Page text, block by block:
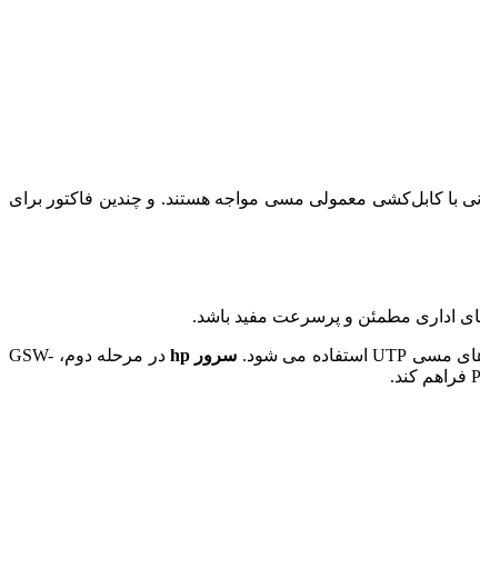
با کابل‌کشی معمولی مسی مواجه هستند. و چندین فاکتور برای
اداری مطمئن و پرسرعت مفید باشد.
سرور hp
در مرحله دوم، GSW-